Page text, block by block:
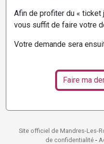
Afin de profiter du « ticket
vous suffit de faire votre
Votre demande sera
Faire ma
Site officiel de Mandres-Les-
de confidentialité-